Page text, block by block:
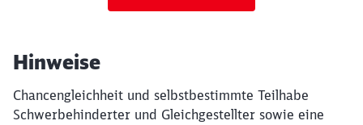
Hinweise
Chancengleichheit und selbstbestimmte Teilhabe
Schwerbehinderter und Gleichgestellter sowie eine